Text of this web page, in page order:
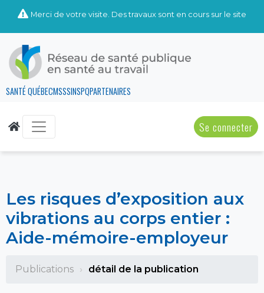
Merci de votre visite. Des travaux sont en cours sur le site
SANTÉ QUÉBECMSSSINSPQPARTENAIRES
Se connecter
Les risques d’exposition aux
vibrations au corps entier :
Aide-mémoire-employeur
Publications détail de la publication